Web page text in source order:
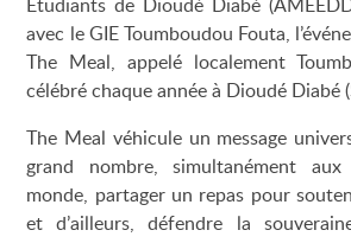
avec le GIE Toumboudou Fouta,
The Meal, appelé localement
célébré chaque année à Dioudé Diabé
The Meal véhicule un message
grand nombre, simultanément
monde, partager un repas pour
et d’ailleurs, défendre la